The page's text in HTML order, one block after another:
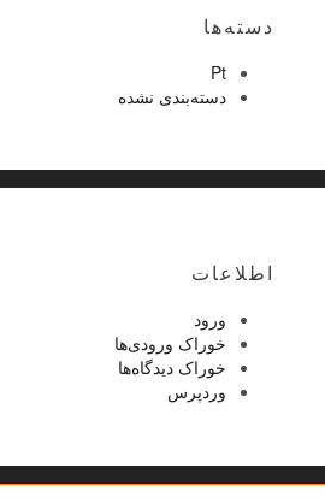
دسته‌ها
Pt
دسته‌بندی نشده
اطلاعات
ورود
خوراک ورودی‌ها
خوراک دیدگاه‌ها
وردپرس